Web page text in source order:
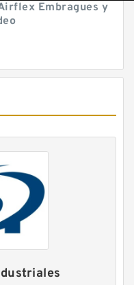
Embragues y